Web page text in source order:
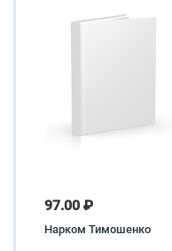
97.00 ₽
Нарком Тимошенко